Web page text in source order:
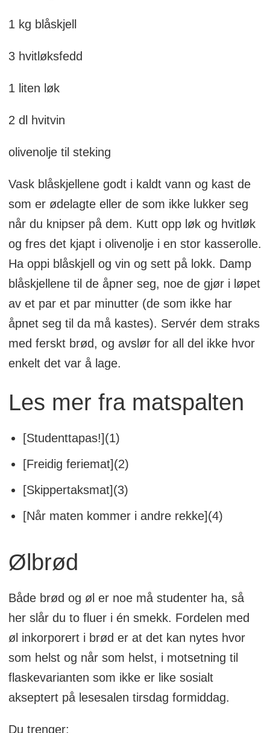
1 kg blåskjell
3 hvitløksfedd
1 liten løk
2 dl hvitvin
olivenolje til steking
Vask blåskjellene godt i kaldt vann og kast de
som er ødelagte eller de som ikke lukker seg
når du knipser på dem. Kutt opp løk og hvitløk
og fres det kjapt i olivenolje i en stor kasserolle.
Ha oppi blåskjell og vin og sett på lokk. Damp
blåskjellene til de åpner seg, noe de gjør i løpet
av et par et par minutter (de som ikke har
åpnet seg til da må kastes). Servér dem straks
med ferskt brød, og avslør for all del ikke hvor
enkelt det var å lage.
Les mer fra matspalten
[Studenttapas!](1)
[Freidig feriemat](2)
[Skippertaksmat](3)
[Når maten kommer i andre rekke](4)
Ølbrød
Både brød og øl er noe må studenter ha, så
her slår du to fluer i én smekk. Fordelen med
øl inkorporert i brød er at det kan nytes hvor
som helst og når som helst, i motsetning til
flaskevarianten som ikke er like sosialt
akseptert på lesesalen tirsdag formiddag.
Du trenger: